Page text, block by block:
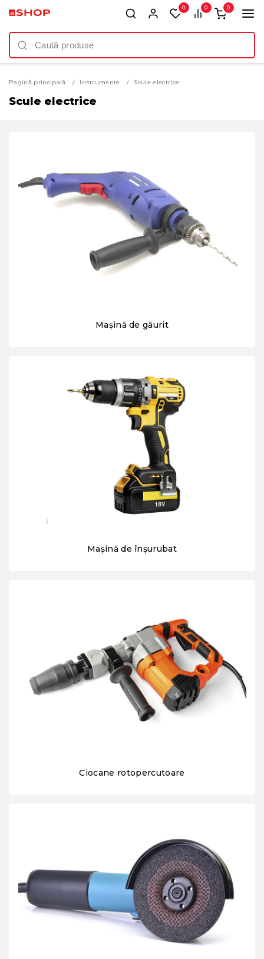
0 0 0
Pagină principală Instrumente Scule electrice
Scule electrice
Mașină de găurit
Mașină de înșurubat
Ciocane rotopercutoare